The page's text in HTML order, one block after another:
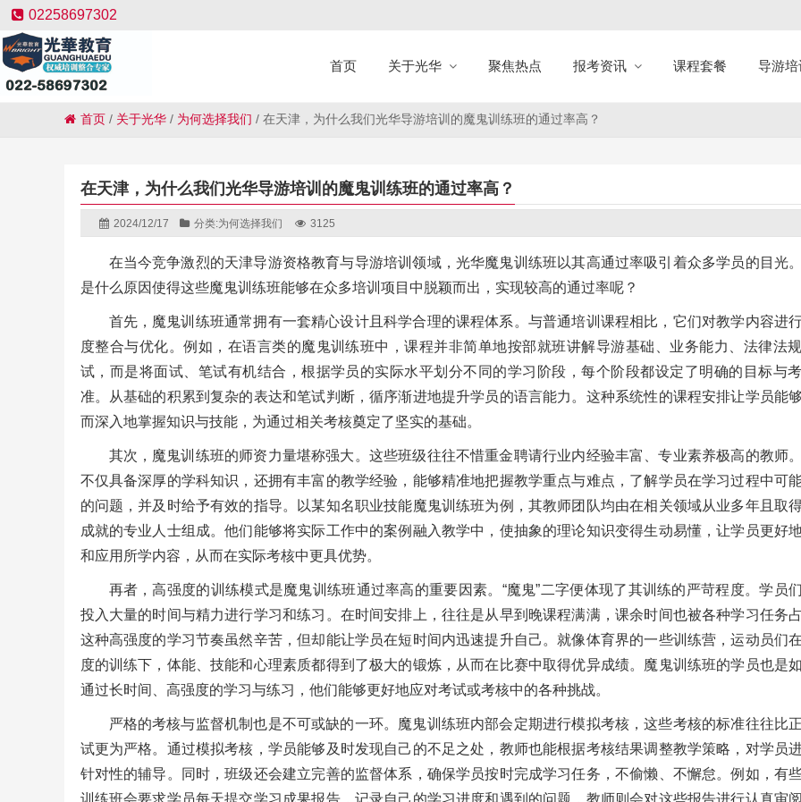
02258697302
首页 关于光华 聚焦热点 报考资讯 课程套餐 导游
首页 / 关于光华 / 为何选择我们 / 在天津，为什么我们光华导游培训的魔鬼训练班的通过率高？
在天津，为什么我们光华导游培训的魔鬼训练班的通过率高？
2024/12/17 分类:为何选择我们 3125
在当今竞争激烈的天津导游资格教育与导游培训领域，光华魔鬼训练班以其高通过率吸引着众多学员的目光
是什么原因使得这些魔鬼训练班能够在众多培训项目中脱颖而出，实现较高的通过率呢？
首先，魔鬼训练班通常拥有一套精心设计且科学合理的课程体系。与普通培训课程相比，它们对教学内容进
度整合与优化。例如，在语言类的魔鬼训练班中，课程并非简单地按部就班讲解导游基础、业务能力、法律法
试，而是将面试、笔试有机结合，根据学员的实际水平划分不同的学习阶段，每个阶段都设定了明确的目标与
准。从基础的积累到复杂的表达和笔试判断，循序渐进地提升学员的语言能力。这种系统性的课程安排让学员能
而深入地掌握知识与技能，为通过相关考核奠定了坚实的基础。
其次，魔鬼训练班的师资力量堪称强大。这些班级往往不惜重金聘请行业内经验丰富、专业素养极高的教师
不仅具备深厚的学科知识，还拥有丰富的教学经验，能够精准地把握教学重点与难点，了解学员在学习过程中可
的问题，并及时给予有效的指导。以某知名职业技能魔鬼训练班为例，其教师团队均由在相关领域从业多年且取
成就的专业人士组成。他们能够将实际工作中的案例融入教学中，使抽象的理论知识变得生动易懂，让学员更好
和应用所学内容，从而在实际考核中更具优势。
再者，高强度的训练模式是魔鬼训练班通过率高的重要因素。“魔鬼”二字便体现了其训练的严苛程度。学员
投入大量的时间与精力进行学习和练习。在时间安排上，往往是从早到晚课程满满，课余时间也被各种学习任务占
这种高强度的学习节奏虽然辛苦，但却能让学员在短时间内迅速提升自己。就像体育界的一些训练营，运动员们
度的训练下，体能、技能和心理素质都得到了极大的锻炼，从而在比赛中取得优异成绩。魔鬼训练班的学员也是如
通过长时间、高强度的学习与练习，他们能够更好地应对考试或考核中的各种挑战。
严格的考核与监督机制也是不可或缺的一环。魔鬼训练班内部会定期进行模拟考核，这些考核的标准往往比
试更为严格。通过模拟考核，学员能够及时发现自己的不足之处，教师也能根据考核结果调整教学策略，对学员
针对性的辅导。同时，班级还会建立完善的监督体系，确保学员按时完成学习任务，不偷懒、不懈怠。例如，有
训练班会要求学员每天提交学习成果报告，记录自己的学习进度和遇到的问题，教师则会对这些报告进行认真审